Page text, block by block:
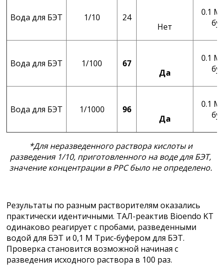
Вода для БЭТ 1/10
24
Нет
0.1
Вода для БЭТ 1/100
67
Да
0.1
Вода для БЭТ 1/1000
96
Да
0.1
*Для неразведенного раствора кислоты и
разведения 1/10, приготовленного на воде для БЭТ,
значение концентрации в РРС было не определено.
Результаты по разным растворителям оказались
практически идентичными. ТАЛ-реактив Bioendo KT
одинаково реагирует с пробами, разведенными
водой для БЭТ и 0,1 М Трис-буфером для БЭТ.
Проверка становится возможной начиная с
разведения исходного раствора в 100 раз.